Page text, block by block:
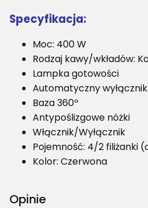
Specyfikacja:
Moc: 400 W
Rodzaj kawy/wkładów:
Lampka gotowości
Automatyczny wyłącznik
Baza 360º
Antypoślizgowe nóżki
Włącznik/Wyłącznik
Pojemność: 4/2 filiżanki
Kolor: Czerwona
Opinie